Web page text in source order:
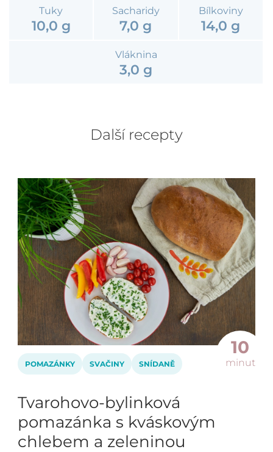
Tuky
10,0 g
Sacharidy
7,0 g
Bílkoviny
14,0 g
Vláknina
3,0 g
Další recepty
10
minut
POMAZÁNKY SVAČINY SNÍDANĚ
Tvarohovo-bylinková
pomazánka s kváskovým
chlebem a zeleninou